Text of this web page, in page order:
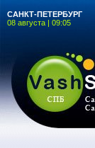
САНКТ-ПЕТЕРБУРГ
08 августа | 09:05